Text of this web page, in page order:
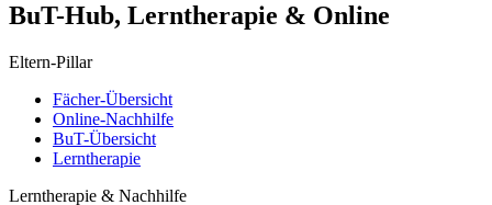
BuT-Hub, Lerntherapie & Online
Eltern-Pillar
Fächer-Übersicht
Online-Nachhilfe
BuT-Übersicht
Lerntherapie
Lerntherapie & Nachhilfe